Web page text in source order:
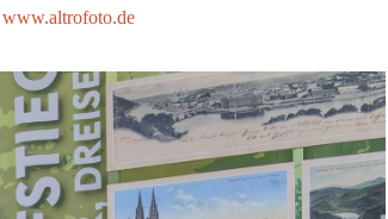
www.altrofoto.de